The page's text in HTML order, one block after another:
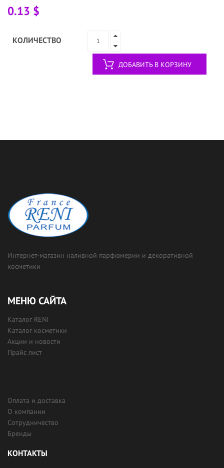
0.13 $
КОЛИЧЕСТВО
ДОБАВИТЬ В КОРЗИНУ
Интернет-магазин наливной парфюмерии и декоративной
косметики
МЕНЮ САЙТА
Каталог RENI
Каталог косметики
Акции и новости
Прайс лист
Оплата и доставка
О компании
Сотрудничество
Бренды
КОНТАКТЫ